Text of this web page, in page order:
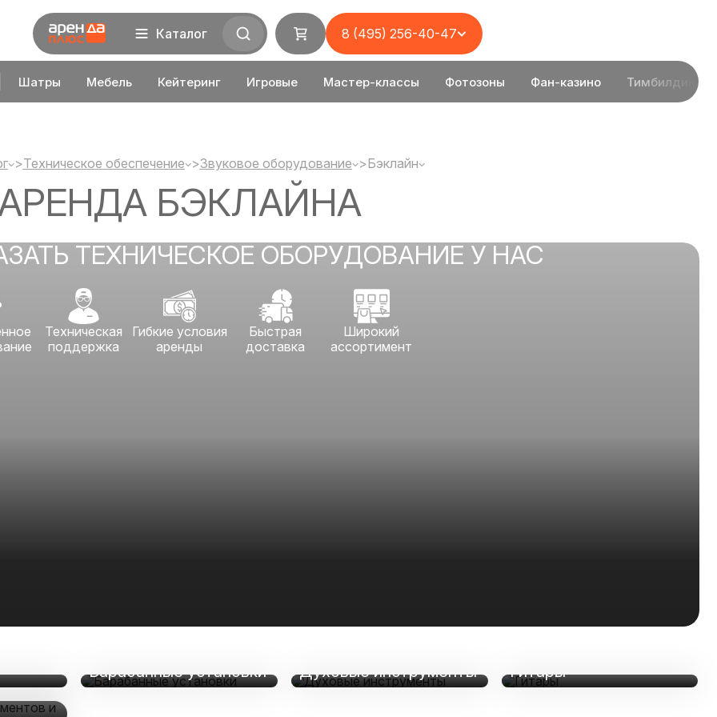
Шатры Мебель Кейтеринг Игровые Мастер-классы Фотозоны Фан-казино Тимбилдинг
Каталог 8 (495) 256-40-47
>Техническое обеспечение >Звуковое оборудование >Бэклайн
БЭКЛАЙНА
ТЕХНИЧЕСКОЕ ОБОРУДОВАНИЕ У НАС
Техническая
поддержка
Гибкие условия
аренды
Быстрая
доставка
Широкий
ассортимент
Барабанные установки Духовые инструменты Гитары